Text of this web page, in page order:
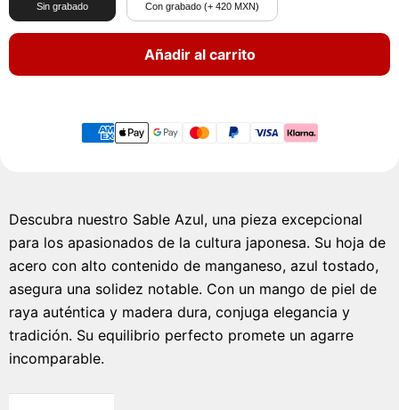
Sin grabado Con grabado (+ 420 MXN)
Añadir al carrito
Descubra nuestro Sable Azul, una pieza excepcional
para los apasionados de la cultura japonesa. Su hoja de
acero con alto contenido de manganeso, azul tostado,
asegura una solidez notable. Con un mango de piel de
raya auténtica y madera dura, conjuga elegancia y
tradición. Su equilibrio perfecto promete un agarre
incomparable.